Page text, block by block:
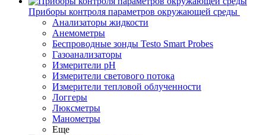
Приборы контроля параметров окружающей среды
Анализаторы жидкости
Анемометры
Беспроводные зонды Testo Smart Probes
Газоанализаторы
Измерители pH
Измерители светового потока
Измерители тепловой облученности
Логгеры
Люксметры
Манометры
Еще